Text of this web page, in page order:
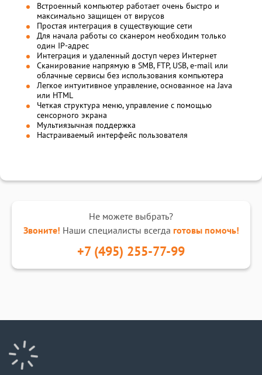
Встроенный компьютер работает очень быстро и
максимально защищен от вирусов
Простая интеграция в существующие сети
Для начала работы со сканером необходим только
один IP-адрес
Интеграция и удаленный доступ через Интернет
Сканирование напрямую в SMB, FTP, USB, е-mail или
облачные сервисы без использования компьютера
Легкое интуитивное управление, основанное на Java
или HTML
Четкая структура меню, управление с помощью
сенсорного экрана
Мультиязычная поддержка
Настраиваемый интерфейс пользователя
Не можете выбрать?
Звоните! Наши специалисты всегда готовы помочь!
+7 (495) 255-77-99